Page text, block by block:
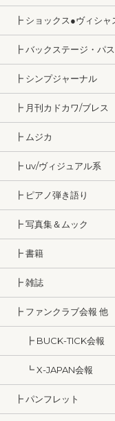
┣ ショックス●ヴィシャ
┣ バックステージ・パス
┣ シンプジャーナル
┣ 月刊カドカワ/ブレス
┣ ムジカ
┣ uv/ヴィジュアル系
┣ ピアノ弾き語り
┣ 写真集＆ムック
┣ 書籍
┣ 雑誌
┣ ファンクラブ会報 他
┣ BUCK-TICK会報
┗ X-JAPAN会報
┣ パンフレット